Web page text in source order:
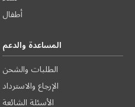
أطفال
المساعدة والدعم
الطلبات والشحن
الإرجاع والاسترداد
الأسئلة الشائعة